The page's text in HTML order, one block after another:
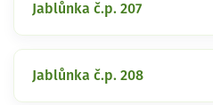
Jablůnka č.p. 207
Jablůnka č.p. 208